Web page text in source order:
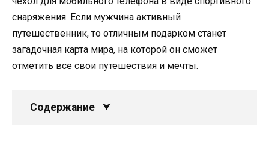
снаряжения. Если мужчина активный
путешественник, то отличным подарком станет
загадочная карта мира, на которой он сможет
отметить все свои путешествия и мечты.
Содержание